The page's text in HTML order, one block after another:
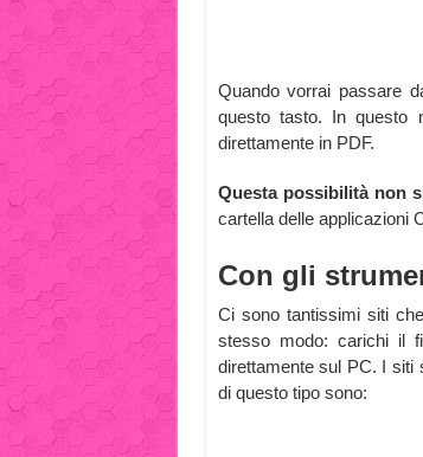
Quando vorrai passare
questo tasto. In questo
direttamente in PDF.
Questa possibilità non
cartella delle applicazioni
Con gli
Ci sono tantissimi siti
stesso modo: carichi il
direttamente sul PC. I siti
di questo tipo sono: